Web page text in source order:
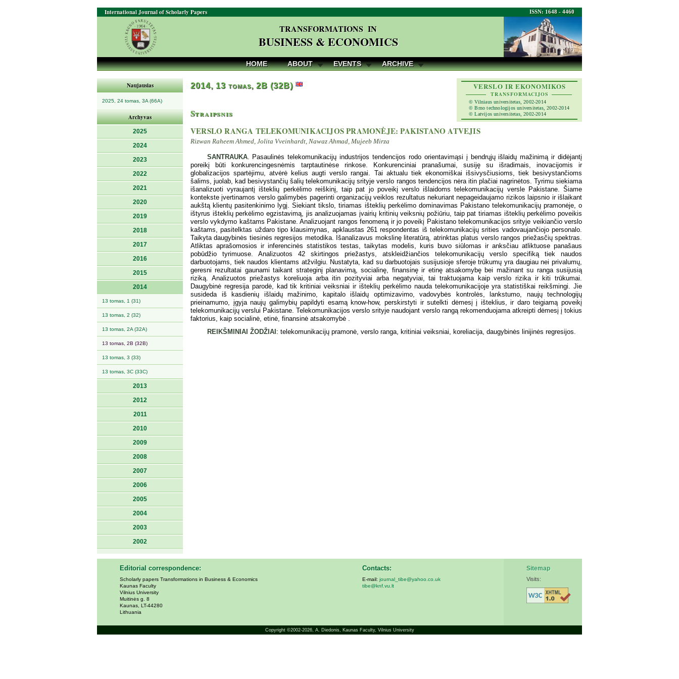
ISSN: 1648 - 4460
International Journal of Scholarly Papers
TRANSFORMATIONS IN
BUSINESS & ECONOMICS
HOME ABOUT EVENTS ARCHIVE
Naujausias
2025, 24 tomas, 3A (66A)
Archyvas
2025
2024
2023
2022
2021
2020
2019
2018
2017
2016
2015
2014
13 tomas, 1 (31)
13 tomas, 2 (32)
13 tomas, 2A (32A)
13 tomas, 2B (32B)
13 tomas, 3 (33)
13 tomas, 3C (33C)
2013
2012
2011
2010
2009
2008
2007
2006
2005
2004
2003
2002
VERSLO IR EKONOMIKOS
TRANSFORMACIJOS
© Vilniaus universitetas, 2002-2014
© Brno technologijos universitetas, 2002-2014
© Latvijos universitetas, 2002-2014
2014, 13 tomas, 2B (32B)
Straipsnis
VERSLO RANGA TELEKOMUNIKACIJOS PRAMONĖJE: PAKISTANO ATVEJIS
Rizwan Raheem Ahmed, Jolita Vveinhardt, Nawaz Ahmad, Mujeeb Mirza
SANTRAUKA. Pasaulinės telekomunikacijų industrijos tendencijos rodo orientavimąsi į bendrųjų išlaidų mažinimą ir didėjantį
poreikį būti konkurencingesnėmis tarptautinėse rinkose. Konkurenciniai pranašumai, susiję su išradimais, inovacijomis ir
globalizacijos spartėjimu, atvėrė kelius augti verslo rangai. Tai aktualu tiek ekonomiškai išsivysčiusioms, tiek besivystančioms
šalims, juolab, kad besivystančių šalių telekomunikacijų srityje verslo rangos tendencijos nėra itin plačiai nagrinėtos. Tyrimu siekiama
išanalizuoti vyraujantį išteklių perkėlimo reiškinį, taip pat jo poveikį verslo išlaidoms telekomunikacijų versle Pakistane. Šiame
kontekste įvertinamos verslo galimybės pagerinti organizacijų veiklos rezultatus nekuriant nepageidaujamo rizikos laipsnio ir išlaikant
aukštą klientų pasitenkinimo lygį. Siekiant tikslo, tiriamas išteklių perkėlimo dominavimas Pakistano telekomunikacijų pramonėje, o
ištyrus išteklių perkėlimo egzistavimą, jis analizuojamas įvairių kritinių veiksnių požiūriu, taip pat tiriamas išteklių perkėlimo poveikis
verslo vykdymo kaštams Pakistane. Analizuojant rangos fenomeną ir jo poveikį Pakistano telekomunikacijos srityje veikiančio verslo
kaštams, pasitelktas uždaro tipo klausimynas, apklaustas 261 respondentas iš telekomunikacijų srities vadovaujančiojo personalo.
Taikyta daugybinės tiesinės regresijos metodika. Išanalizavus mokslinę literatūrą, atrinktas platus verslo rangos priežasčių spektras.
Atliktas aprašomosios ir inferencinės statistikos testas, taikytas modelis, kuris buvo siūlomas ir anksčiau atliktuose panašaus
pobūdžio tyrimuose. Analizuotos 42 skirtingos priežastys, atskleidžiančios telekomunikacijų verslo specifiką tiek naudos
darbuotojams, tiek naudos klientams atžvilgiu. Nustatyta, kad su darbuotojais susijusioje sferoje trūkumų yra daugiau nei privalumų,
geresni rezultatai gaunami taikant strateginį planavimą, socialinę, finansinę ir etinę atsakomybę bei mažinant su ranga susijusią
riziką. Analizuotos priežastys koreliuoja arba itin pozityviai arba negatyviai, tai traktuojama kaip verslo rizika ir kiti trūkumai.
Daugybinė regresija parodė, kad tik kritiniai veiksniai ir išteklių perkėlimo nauda telekomunikacijoje yra statistiškai reikšmingi. Jie
susideda iš kasdienių išlaidų mažinimo, kapitalo išlaidų optimizavimo, vadovybės kontrolės, lankstumo, naujų technologijų
prieinamumo, įgyja naujų galimybių papildyti esamą know-how, perskirstyti ir sutelkti dėmesį į išteklius, ir daro teigiamą poveikį
telekomunikacijų verslui Pakistane. Telekomunikacijos verslo srityje naudojant verslo rangą rekomenduojama atkreipti dėmesį į tokius
faktorius, kaip socialinė, etinė, finansinė atsakomybė .
REIKŠMINIAI ŽODŽIAI : telekomunikacijų pramonė, verslo ranga, kritiniai veiksniai, koreliacija, daugybinės linijinės regresijos.
Editorial correspondence:
Scholarly papers Transformations in Business & Economics
Kaunas Faculty
Vilnius University
Muitinės g. 8
Kaunas, LT-44280
Lithuania
Contacts:
E-mail: journal_tibe@yahoo.co.uk
tibe@knf.vu.lt
Sitemap
Visits:
Copyright ©2002-2026, A. Diedonis, Kaunas Faculty, Vilnius University